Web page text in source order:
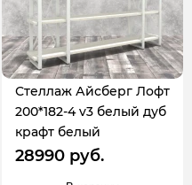
Стеллаж Айсберг Лофт
200*182-4 v3 белый дуб
крафт белый
28990 руб.